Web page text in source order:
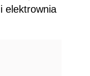
elektrownia